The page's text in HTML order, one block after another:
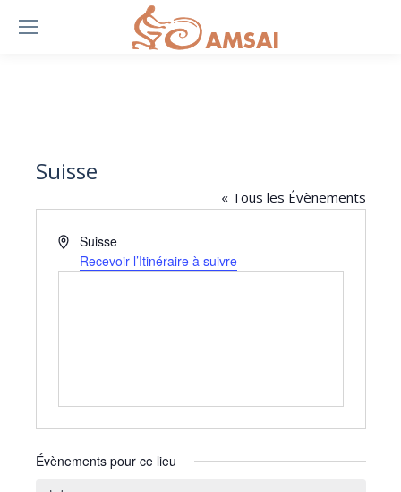
Suisse
« Tous les Évènements
Adresse
Suisse
Recevoir l’Itinéraire à suivre
Évènements pour ce lieu